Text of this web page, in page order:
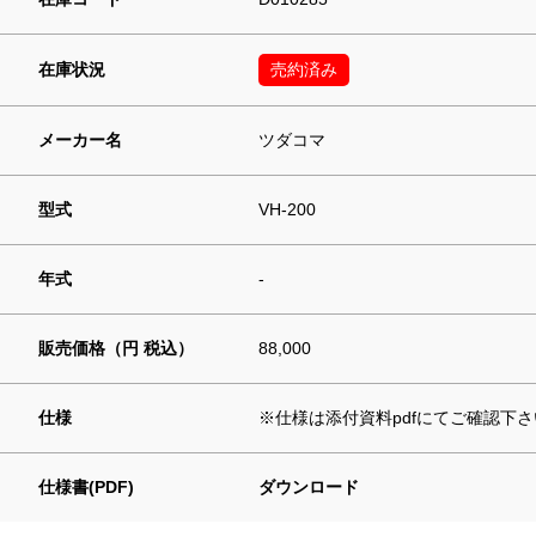
在庫状況 売約済み
メーカー名 ツダコマ
型式 VH-200
年式 -
販売価格（円 税込） 88,000
仕様 ※仕様は添付資料pdfにてご確認下
仕様書(PDF) ダウンロード